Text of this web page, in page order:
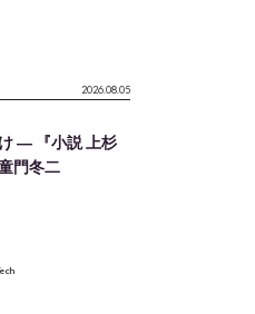
2026.08.05
― 『小説 上杉
門冬二